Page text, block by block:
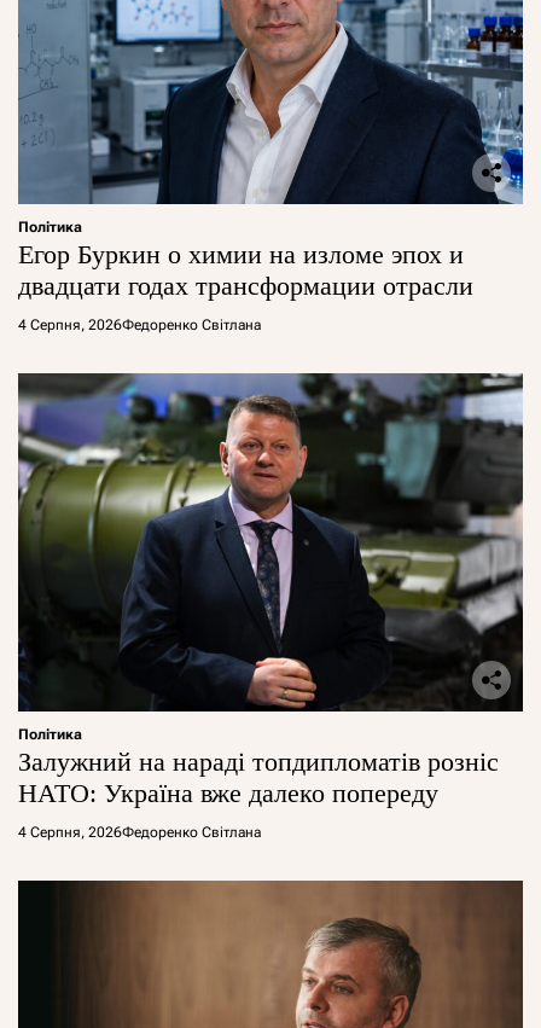
Політика
Егор Буркин о химии на изломе эпох и
двадцати годах трансформации отрасли
4 Серпня, 2026Федоренко Світлана
Політика
Залужний на нараді топдипломатів розніс
НАТО: Україна вже далеко попереду
4 Серпня, 2026Федоренко Світлана